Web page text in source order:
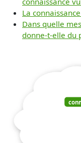
La
Dans quelle
donne-t-elle du